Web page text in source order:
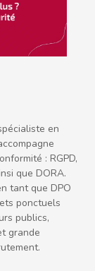
en
: RGPD,
que DORA.
tant que DPO
ponctuels
publics,
grande